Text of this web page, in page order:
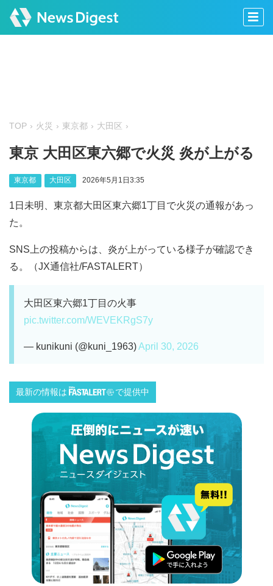
TOP 火災 東京都 大田区
東京 大田区東六郷で火災 炎が上がる
東京都 大田区 2026年5月1日3:35
1日未明、東京都大田区東六郷1丁目で火災の通報があっ
た。
SNS上の投稿からは、炎が上がっている様子が確認でき
る。（JX通信社/FASTALERT）
大田区東六郷1丁目の火事
pic.twitter.com/WEVEKRgS7y
— kunikuni (@kuni_1963)April 30, 2026
最新の情報は で提供中